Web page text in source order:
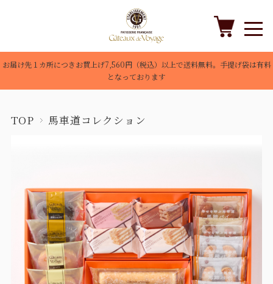
お届け先１カ所につきお買上げ7,560円（税込）以上で送料無料。手提げ袋は有料
となっております
TOP 馬車道コレクション